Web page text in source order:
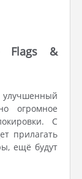
Flags &
огромное
С
прилагать
ещё будут